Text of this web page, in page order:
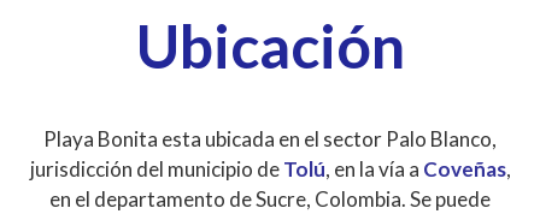
Ubicación
Playa Bonita esta ubicada en el sector Palo Blanco,
jurisdicción del municipio deTolú, en la vía a Coveñas,
en el departamento de Sucre, Colombia. Se puede